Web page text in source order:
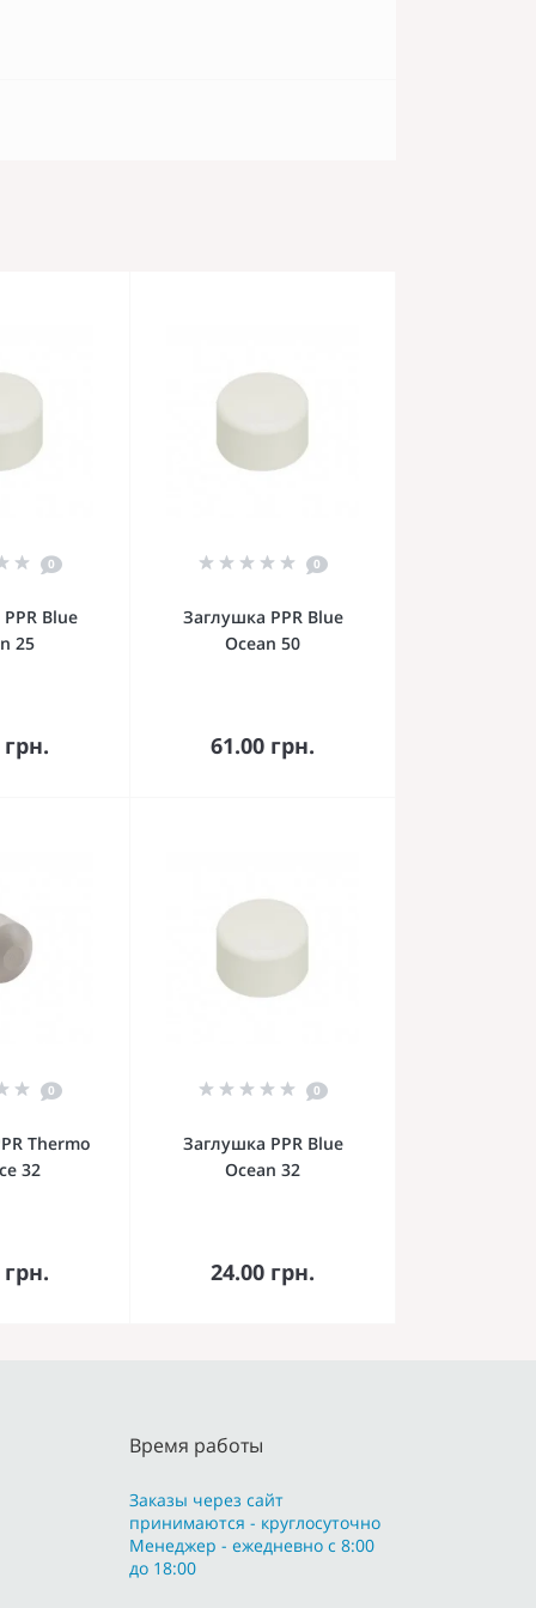
0
Blue
25
грн.
0
Заглушка PPR Blue
Ocean 50
61.00 грн.
В корзину
0
Thermo
32
грн.
0
Заглушка PPR Blue
Ocean 32
24.00 грн.
В корзину
Время работы
Заказы через сайт
принимаются - круглосуточно
Менеджер - ежедневно с 8:00
до 18:00